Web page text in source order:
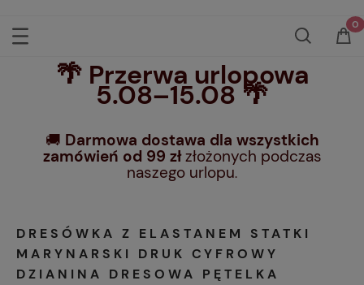
🌴 Przerwa urlopowa
5.08–15.08 🌴
🚚 Darmowa dostawa dla wszystkich
zamówień od 99 złzłożonych podczas
naszego urlopu.
DRESÓWKA Z ELASTANEM STATKI
MARYNARSKI DRUK CYFROWY
DZIANINA DRESOWA PĘTELKA